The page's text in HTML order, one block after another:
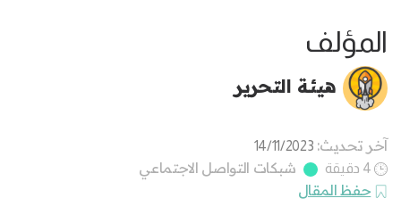
المؤلف
هيئة التحرير
آخر تحديث: 14/11/2023
4 دقيقة
شبكات التواصل الاجتماعي
حفظ المقال